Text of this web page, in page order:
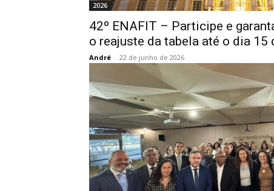
2026
42º ENAFIT – Participe e
o reajuste da tabela até o dia 15
André - 22 de junho de 2026